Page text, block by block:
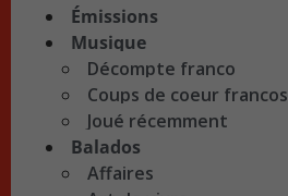
Émissions
Musique
Décompte franco
Coups de coeur francos
Joué récemment
Balados
Affaires